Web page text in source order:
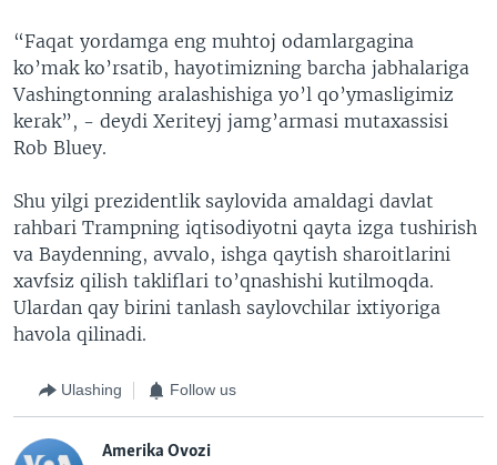
“Faqat yordamga eng muhtoj odamlargagina
ko’mak ko’rsatib, hayotimizning barcha jabhalariga
Vashingtonning aralashishiga yo’l qo’ymasligimiz
kerak”, - deydi Xeriteyj jamg’armasi mutaxassisi
Rob Bluey.
Shu yilgi prezidentlik saylovida amaldagi davlat
rahbari Trampning iqtisodiyotni qayta izga tushirish
va Baydenning, avvalo, ishga qaytish sharoitlarini
xavfsiz qilish takliflari to’qnashishi kutilmoqda.
Ulardan qay birini tanlash saylovchilar ixtiyoriga
havola qilinadi.
Ulashing Follow us
Amerika Ovozi